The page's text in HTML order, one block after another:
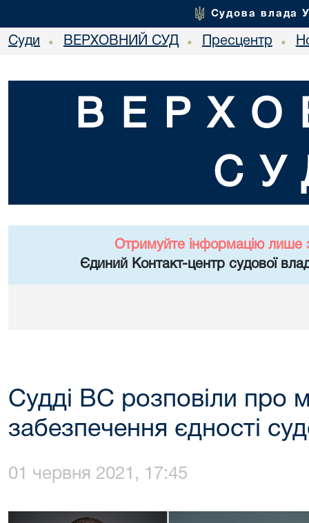
Судова влада
Суди • ВЕРХОВНИЙ СУД • Пресцентр •
Отримуйте інформацію лише
Єдиний Контакт-центр судової
Судді ВС розповіли про
забезпечення єдності
01 червня 2021, 17:45